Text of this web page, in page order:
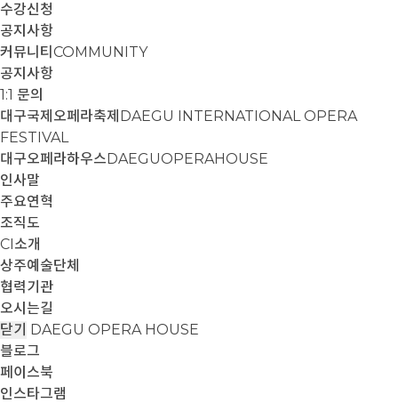
수강신청
공지사항
커뮤니티 COMMUNITY
공지사항
1:1 문의
대구국제오페라축제 DAEGU INTERNATIONAL OPERA
FESTIVAL
대구오페라하우스DAEGUOPERAHOUSE
인사말
주요연혁
조직도
CI소개
상주예술단체
협력기관
오시는길
닫기 DAEGU OPERA HOUSE
블로그
페이스북
인스타그램